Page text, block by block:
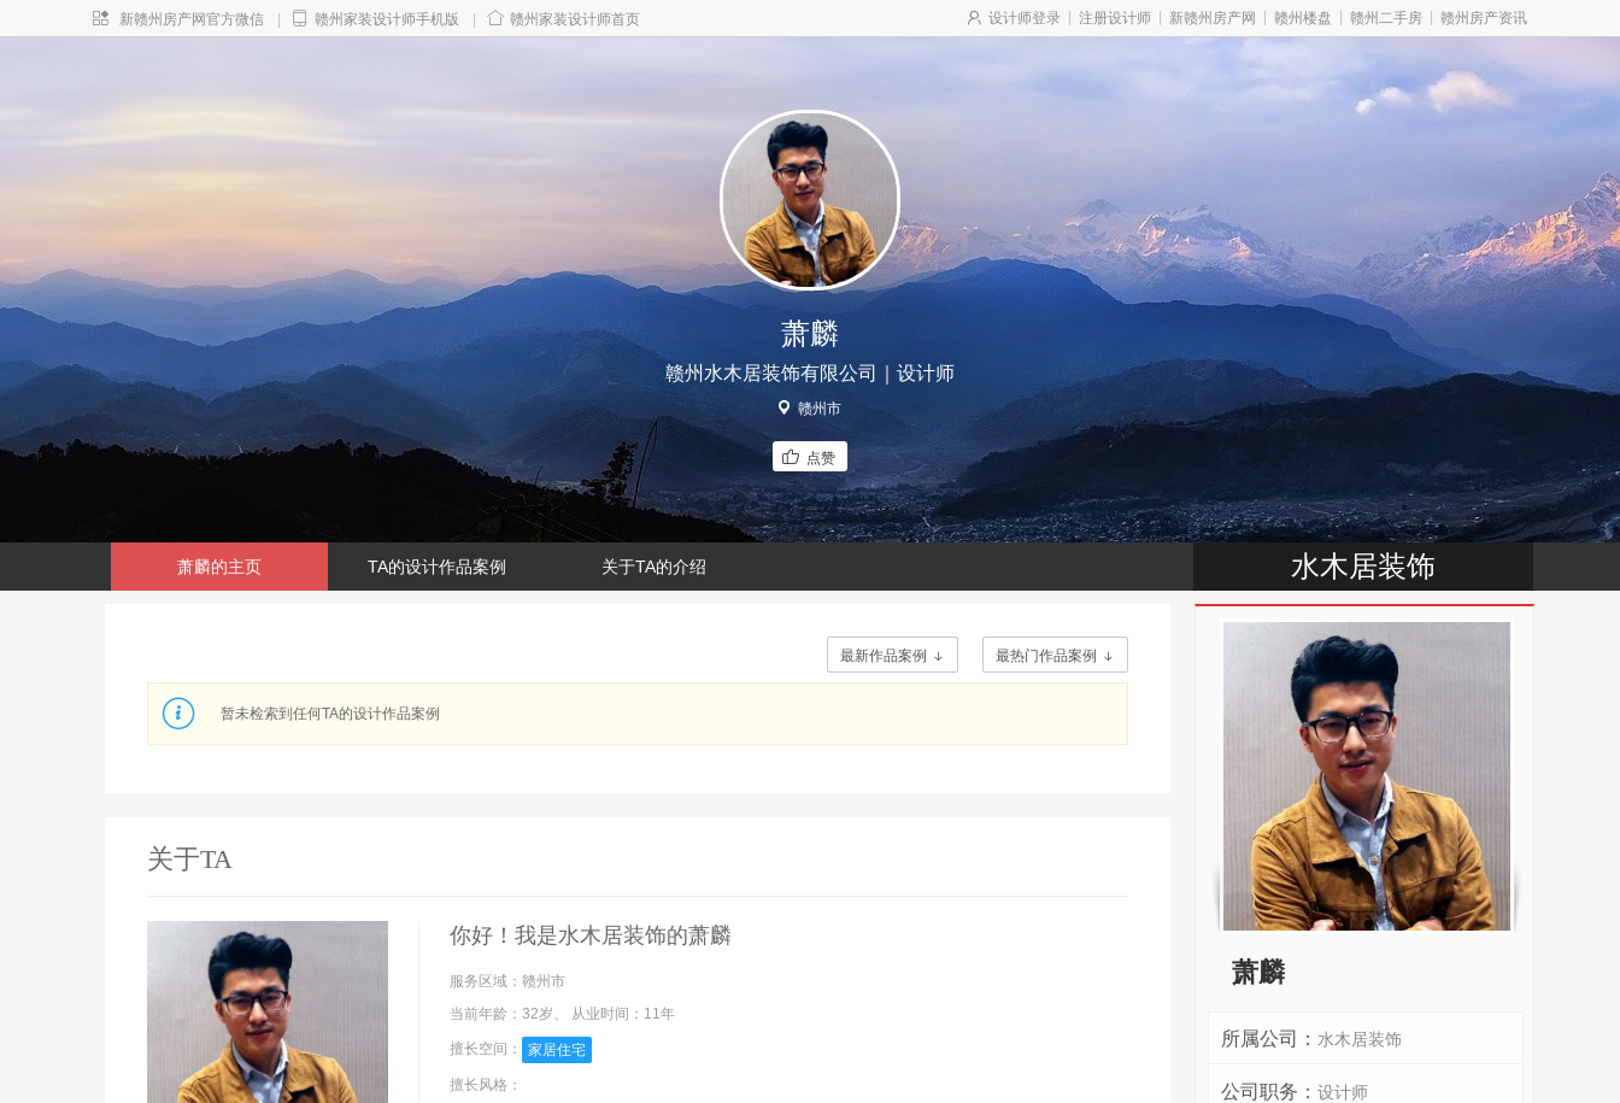
新赣州房产网官方微信 赣州家装设计师手机版 赣州家装设计师首页 设计师登录 注册设计师 新赣州房产网 赣州楼盘 赣州二手房 赣州房产资讯
萧麟
赣州水木居装饰有限公司｜设计师
赣州市
点赞
萧麟的主页 TA的设计作品案例 关于TA的介绍 水木居装饰
最热门作品案例 
最新作品案例 
暂未检索到任何TA的设计作品案例
关于TA
你好！我是水木居装饰的萧麟
服务区域： 赣州市
当前年龄： 32岁、 从业时间： 11年
擅长空间： 家居住宅
擅长风格：
萧麟
所属公司： 水木居装饰
公司职务： 设计师